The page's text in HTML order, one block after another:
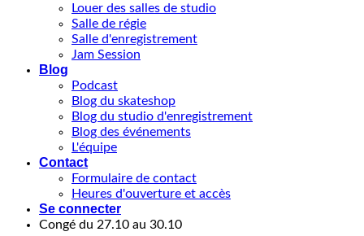
Louer des salles de studio
Salle de régie
Salle d'enregistrement
Jam Session
Blog
Podcast
Blog du skateshop
Blog du studio d'enregistrement
Blog des événements
L'équipe
Contact
Formulaire de contact
Heures d'ouverture et accès
Se connecter
Congé du 27.10 au 30.10